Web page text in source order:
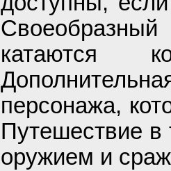
катаются
персонажа,
Путешествие
оружием и